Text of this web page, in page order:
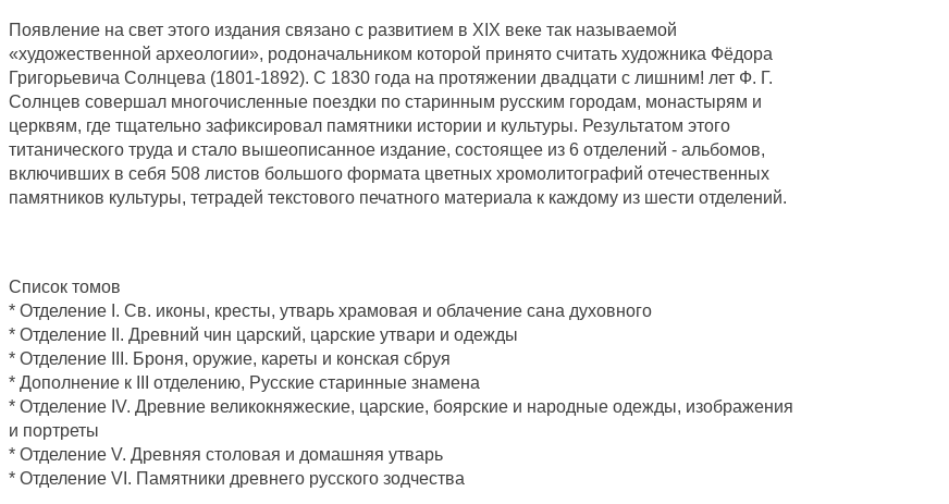
Появление на свет этого издания связано с развитием в XIX веке так называемой
«художественной археологии», родоначальником которой принято считать художника Фёдора
Григорьевича Солнцева (1801-1892). С 1830 года на протяжении двадцати с лишним! лет Ф. Г.
Солнцев совершал многочисленные поездки по старинным русским городам, монастырям и
церквям, где тщательно зафиксировал памятники истории и культуры. Результатом этого
титанического труда и стало вышеописанное издание, состоящее из 6 отделений - альбомов,
включивших в себя 508 листов большого формата цветных хромолитографий отечественных
памятников культуры, тетрадей текстового печатного материала к каждому из шести отделений.
Список томов
* Отделение I. Св. иконы, кресты, утварь храмовая и облачение сана духовного
* Отделение II. Древний чин царский, царские утвари и одежды
* Отделение III. Броня, оружие, кареты и конская сбруя
* Дополнение к III отделению, Русские старинные знамена
* Отделение IV. Древние великокняжеские, царские, боярские и народные одежды, изображения
и портреты
* Отделение V. Древняя столовая и домашняя утварь
* Отделение VI. Памятники древнего русского зодчества